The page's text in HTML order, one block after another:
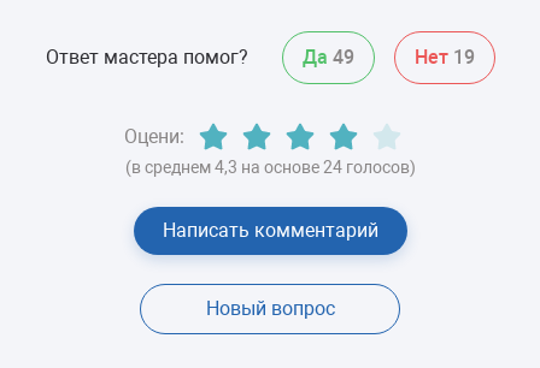
Ответ мастера помог? Да 49 Нет 19
Оцени:
(в среднем 4,3 на основе 24 голосов)
Написать комментарий
Новый вопрос